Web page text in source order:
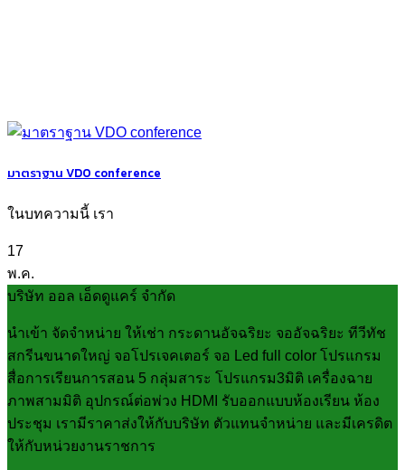
มาตราฐาน VDO conference
ในบทความนี้ เรา
17
พ.ค.
บริษัท ออล เอ็ดดูแคร์ จำกัด
นำเข้า จัดจำหน่าย ให้เช่า กระดานอัจฉริยะ จออัจฉริยะ ทีวีทัช
สกรีนขนาดใหญ่ จอโปรเจคเตอร์ จอ Led full color โปรแกรม
สื่อการเรียนการสอน 5 กลุ่มสาระ โปรแกรม3มิติ เครื่องฉาย
ภาพสามมิติ อุปกรณ์ต่อพ่วง HDMI รับออกแบบห้องเรียน ห้อง
ประชุม เรามีราคาส่งให้กับบริษัท ตัวแทนจำหน่าย และมีเครดิต
ให้กับหน่วยงานราชการ